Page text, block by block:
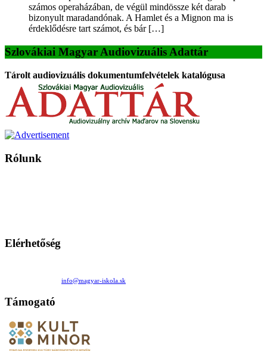
számos operaházában, de végül mindössze két darab
bizonyult maradandónak. A Hamlet és a Mignon ma is
érdeklődésre tart számot, és bár […]
Szlovákiai Magyar Audiovizuális Adattár
Tárolt audiovizuális dokumentumfelvételek katalógusa
Rólunk
Elérhetőség
info@magyar-iskola.sk
Támogató